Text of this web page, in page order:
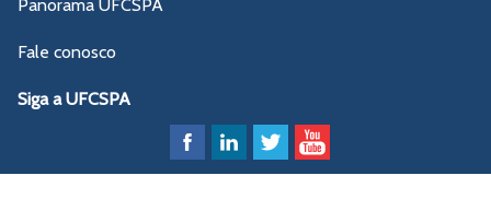
Panorama UFCSPA
Fale conosco
Siga a UFCSPA